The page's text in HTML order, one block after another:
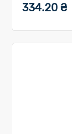
334.20 ₴